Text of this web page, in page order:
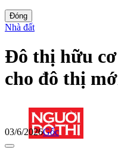
Đóng
Nhà đất
Đô thị hữu
cho đô thị
03/6/2026Gốc